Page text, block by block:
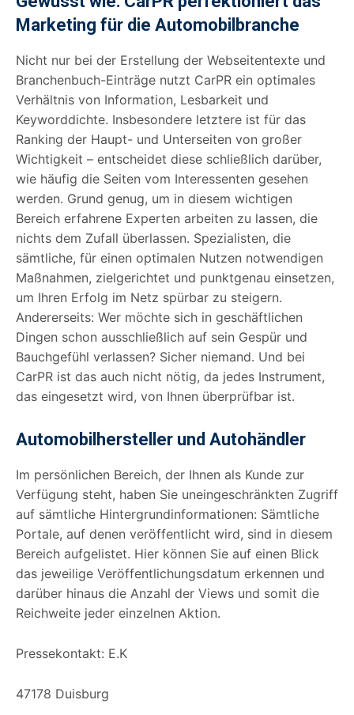
Marketing für die Automobilbranche
Nicht nur bei der Erstellung der Webseitentexte und
Branchenbuch-Einträge nutzt CarPR ein optimales
Verhältnis von Information, Lesbarkeit und
Keyworddichte. Insbesondere letztere ist für das
Ranking der Haupt- und Unterseiten von großer
Wichtigkeit – entscheidet diese schließlich darüber,
wie häufig die Seiten vom Interessenten gesehen
werden. Grund genug, um in diesem wichtigen
Bereich erfahrene Experten arbeiten zu lassen, die
nichts dem Zufall überlassen. Spezialisten, die
sämtliche, für einen optimalen Nutzen notwendigen
Maßnahmen, zielgerichtet und punktgenau einsetzen,
um Ihren Erfolg im Netz spürbar zu steigern.
Andererseits: Wer möchte sich in geschäftlichen
Dingen schon ausschließlich auf sein Gespür und
Bauchgefühl verlassen? Sicher niemand. Und bei
CarPR ist das auch nicht nötig, da jedes Instrument,
das eingesetzt wird, von Ihnen überprüfbar ist.
Automobilhersteller und Autohändler
Im persönlichen Bereich, der Ihnen als Kunde zur
Verfügung steht, haben Sie uneingeschränkten Zugriff
auf sämtliche Hintergrundinformationen: Sämtliche
Portale, auf denen veröffentlicht wird, sind in diesem
Bereich aufgelistet. Hier können Sie auf einen Blick
das jeweilige Veröffentlichungsdatum erkennen und
darüber hinaus die Anzahl der Views und somit die
Reichweite jeder einzelnen Aktion.
Pressekontakt: E.K
47178 Duisburg